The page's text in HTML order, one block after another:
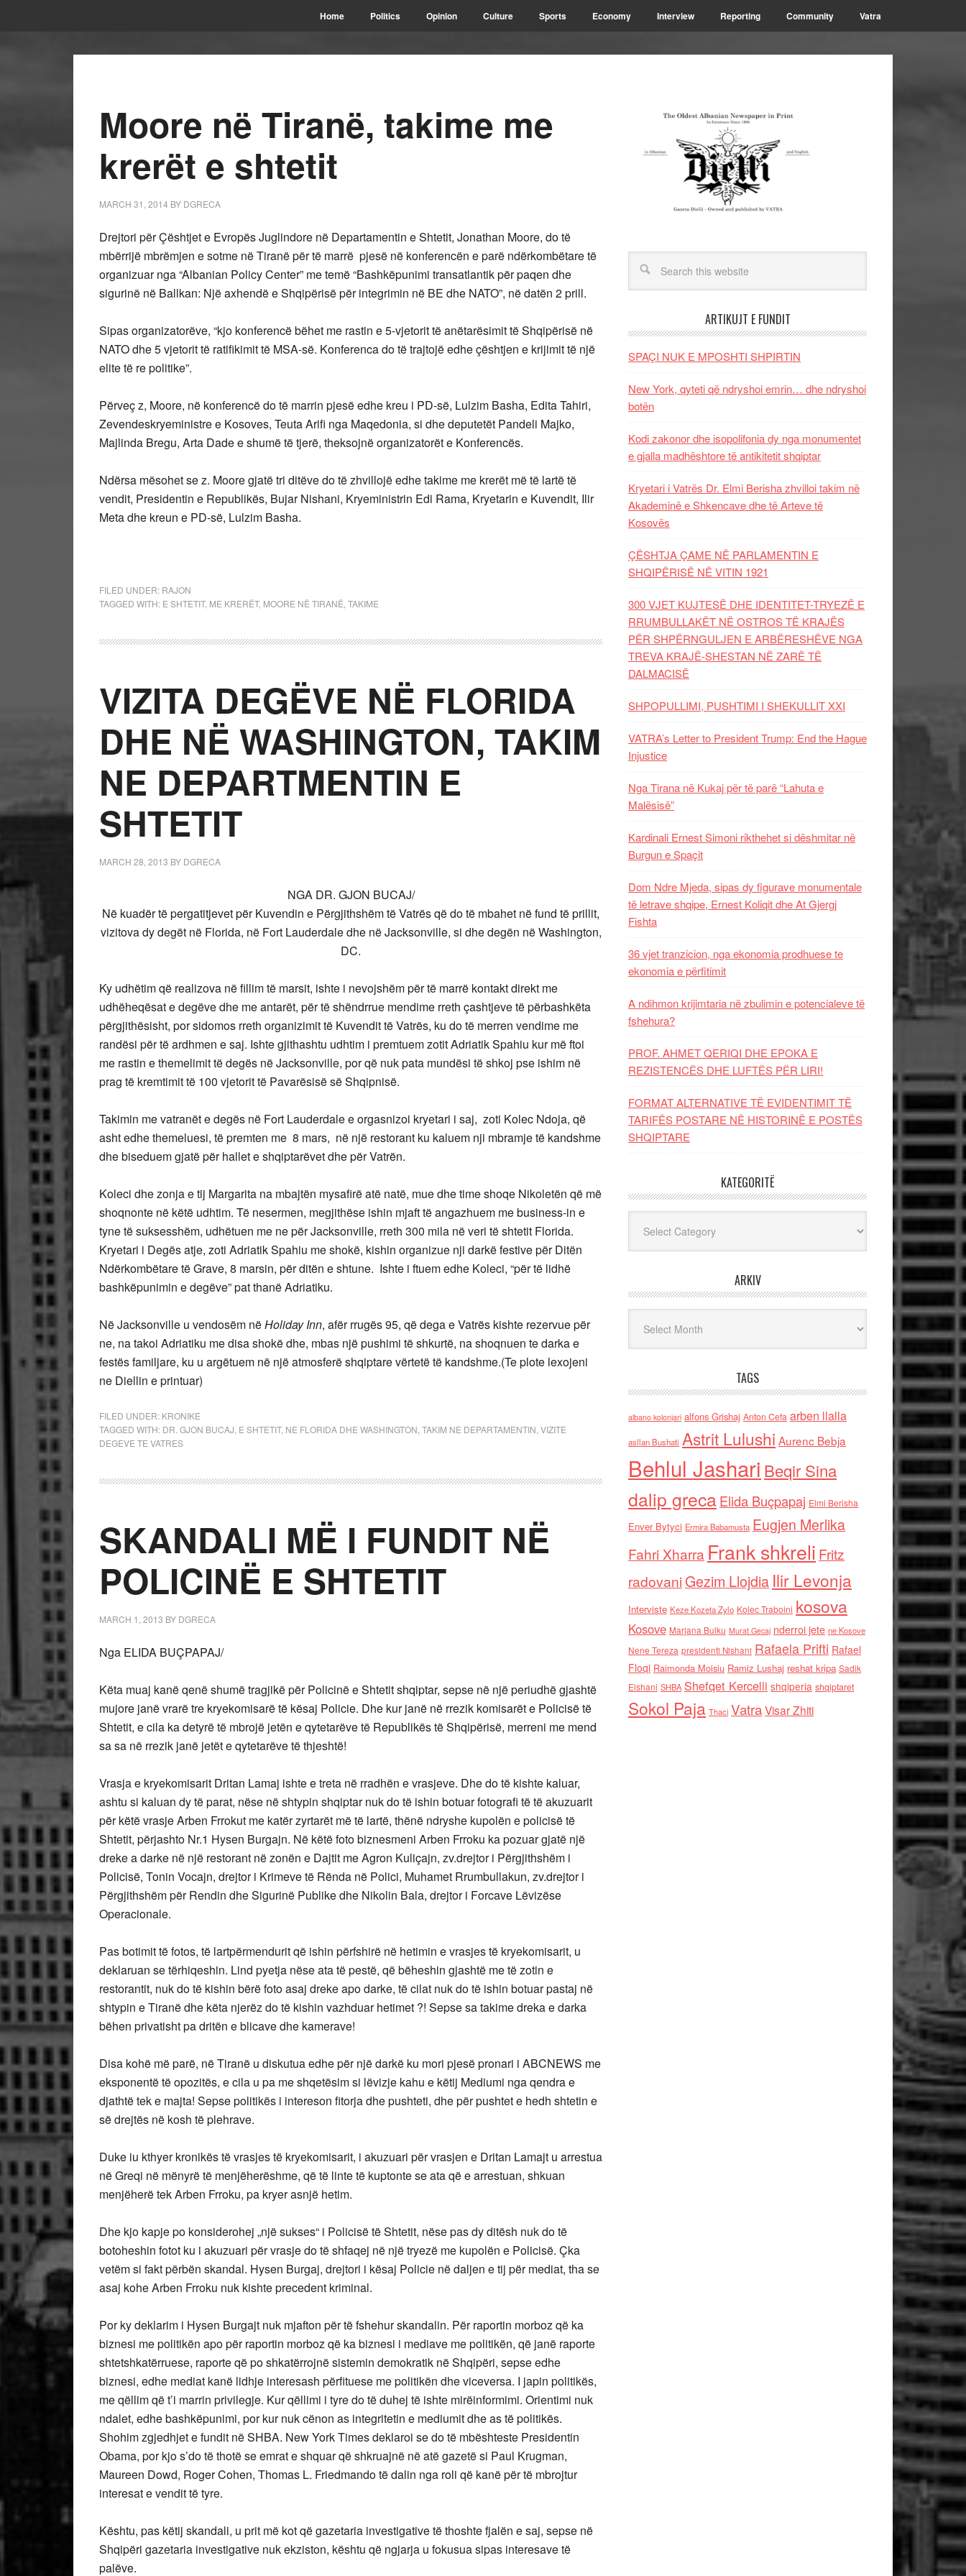
Home Politics Opinion Culture Sports Economy Interview Reporting Community Vatra
Moore në Tiranë, takime me
krerët e shtetit
MARCH 31, 2014 BY DGRECA
Drejtori për Çështjet e Evropës Juglindore në Departamentin e Shtetit, Jonathan Moore, do të
mbërrijë mbrëmjen e sotme në Tiranë për të marrë pjesë në konferencën e parë ndërkombëtare të
organizuar nga “Albanian Policy Center” me temë “Bashkëpunimi transatlantik për paqen dhe
sigurinë në Ballkan: Një axhendë e Shqipërisë për integrimin në BE dhe NATO”, në datën 2 prill.
Sipas organizatorëve, “kjo konferencë bëhet me rastin e 5-vjetorit të anëtarësimit të Shqipërisë në
NATO dhe 5 vjetorit të ratifikimit të MSA-së. Konferenca do të trajtojë edhe çështjen e krijimit të një
elite të re politike”.
Përveç z, Moore, në konferencë do të marrin pjesë edhe kreu i PD-së, Lulzim Basha, Edita Tahiri,
Zevendeskryeministre e Kosoves, Teuta Arifi nga Maqedonia, si dhe deputetët Pandeli Majko,
Majlinda Bregu, Arta Dade e shumë të tjerë, theksojnë organizatorët e Konferencës.
Ndërsa mësohet se z. Moore gjatë tri ditëve do të zhvillojë edhe takime me krerët më të lartë të
vendit, Presidentin e Republikës, Bujar Nishani, Kryeministrin Edi Rama, Kryetarin e Kuvendit, Ilir
Meta dhe kreun e PD-së, Lulzim Basha.
FILED UNDER: RAJON
TAGGED WITH: E SHTETIT, ME KRERËT, MOORE NË TIRANË TAKIME
VIZITA DEGËVE NË FLORIDA
DHE NË WASHINGTON, TAKIM
NE DEPARTMENTIN E
SHTETIT
MARCH 28, 2013 BY DGRECA
NGA DR. GJON BUCAJ/
Në kuadër të pergatitjevet për Kuvendin e Përgjithshëm të Vatrës që do të mbahet në fund të prillit,
vizitova dy degët në Florida, në Fort Lauderdale dhe në Jacksonville, si dhe degën në Washington,
DC.
Ky udhëtim që realizova në fillim të marsit, ishte i nevojshëm për të marrë kontakt direkt me
udhëheqësat e degëve dhe me antarët, për të shëndrrue mendime rreth çashtjeve të përbashkëta
përgjithësisht, por sidomos rreth organizimit të Kuvendit të Vatrës, ku do të merren vendime me
randësi për të ardhmen e saj. Ishte gjithashtu udhtim i premtuem zotit Adriatik Spahiu kur më ftoi
me rastin e themelimit të degës në Jacksonville, por që nuk pata mundësi të shkoj pse ishim në
prag të kremtimit të 100 vjetorit të Pavarësisë së Shqipnisë.
Takimin me vatranët e degës në Fort Lauderdale e orgasnizoi kryetari i saj, zoti Kolec Ndoja, që
asht edhe themeluesi, të premten me 8 mars, në një restorant ku kaluem nji mbramje të kandshme
dhe biseduem gjatë për hallet e shqiptarëvet dhe për Vatrën.
Koleci dhe zonja e tij Margarita na mbajtën mysafirë atë natë, mue dhe time shoqe Nikoletën që më
shoqnonte në këtë udhtim. Të nesermen, megjithëse ishin mjaft të angazhuem me business-in e
tyne të suksesshëm, udhëtuen me ne për Jacksonville, rreth 300 mila në veri të shtetit Florida.
Kryetari i Degës atje, zoti Adriatik Spahiu me shokë, kishin organizue nji darkë festive për Ditën
Ndërkombëtare të Grave, 8 marsin, për ditën e shtune. Ishte i ftuem edhe Koleci, “për të lidhë
bashkëpunimin e degëve” pat thanë Adriatiku.
Në Jacksonville u vendosëm nëHoliday Inn, afër rrugës 95, që dega e Vatrës kishte rezervue për
ne, na takoi Adriatiku me disa shokë dhe, mbas një pushimi të shkurtë, na shoqnuen te darka e
festës familjare, ku u argëtuem në një atmosferë shqiptare vërtetë të kandshme.(Te plote lexojeni
ne Diellin e printuar)
FILED UNDER: KRONIKE
TAGGED WITH: DR. GJON BUCAJ E SHTETIT, NE FLORIDA DHE WASHINGTON TAKIM NE DEPARTAMENTIN VIZITE
DEGEVE TE VATRES
SKANDALI MË I FUNDIT NË
POLICINË E SHTETIT
MARCH 1, 2013 BY DGRECA
Nga ELIDA BUÇPAPAJ/
Këta muaj kanë qenë shumë tragjikë për Policinë e Shtetit shqiptar, sepse në një periudhë gjashtë
mujore janë vrarë tre kryekomisarë të kësaj Policie. Dhe kur janë në rrezik komisarët e Policisë të
Shtetit, e cila ka detyrë të mbrojë jetën e qytetarëve të Republikës të Shqipërisë, merreni me mend
sa sa në rrezik janë jetët e qytetarëve të thjeshtë!
Vrasja e kryekomisarit Dritan Lamaj ishte e treta në rradhën e vrasjeve. Dhe do të kishte kaluar,
ashtu si kaluan dy të parat, nëse në shtypin shqiptar nuk do të ishin botuar fotografi të të akuzuarit
për këtë vrasje Arben Frrokut me katër zyrtarët më të lartë, thënë ndryshe kupolën e policisë të
Shtetit, përjashto Nr.1 Hysen Burgajn. Në këtë foto biznesmeni Arben Frroku ka pozuar gjatë një
dreke a darke në një restorant në zonën e Dajtit me Agron Kuliçajn, zv.drejtor i Përgjithshëm i
Policisë, Tonin Vocajn, drejtor i Krimeve të Rënda në Polici, Muhamet Rrumbullakun, zv.drejtor i
Përgjithshëm për Rendin dhe Sigurinë Publike dhe Nikolin Bala, drejtor i Forcave Lëvizëse
Operacionale.
Pas botimit të fotos, të lartpërmendurit që ishin përfshirë në hetimin e vrasjes të kryekomisarit, u
deklaruan se tërhiqeshin. Lind pyetja nëse ata të pestë, që bëheshin gjashtë me të zotin e
restorantit, nuk do të kishin bërë foto asaj dreke apo darke, të cilat nuk do të ishin botuar pastaj në
shtypin e Tiranë dhe këta njerëz do të kishin vazhduar hetimet ?! Sepse sa takime dreka e darka
bëhen privatisht pa dritën e blicave dhe kamerave!
Disa kohë më parë, në Tiranë u diskutua edhe për një darkë ku mori pjesë pronari i ABCNEWS me
eksponentë të opozitës, e cila u pa me shqetësim si lëvizje kahu e këtij Mediumi nga qendra e
djathtë tek e majta! Sepse politikës i intereson fitorja dhe pushteti, dhe për pushtet e hedh shtetin e
së drejtës në kosh të plehrave.
Duke iu kthyer kronikës të vrasjes të kryekomisarit, i akuzuari për vrasjen e Dritan Lamajt u arrestua
në Greqi në mënyrë të menjëherëshme, që të linte të kuptonte se ata që e arrestuan, shkuan
menjëherë tek Arben Frroku, pa kryer asnjë hetim.
Dhe kjo kapje po konsiderohej „një sukses“ i Policisë të Shtetit, nëse pas dy ditësh nuk do të
botoheshin fotot ku i akuzuari për vrasje do të shfaqej në një tryezë me kupolën e Policisë. Çka
vetëm si fakt përbën skandal. Hysen Burgaj, drejtori i kësaj Policie në daljen e tij për mediat, tha se
asaj kohe Arben Frroku nuk kishte precedent kriminal.
Por ky deklarim i Hysen Burgajt nuk mjafton për të fshehur skandalin. Për raportin morboz që ka
biznesi me politikën apo për raportin morboz që ka biznesi i mediave me politikën, që janë raporte
shtetshkatërruese, raporte që po shkatërrojnë sistemin demokratik në Shqipëri, sepse edhe
biznesi, edhe mediat kanë lidhje interesash përfituese me politikën dhe viceversa. I japin politikës,
me qëllim që t’i marrin privilegje. Kur qëllimi i tyre do të duhej të ishte mirëinformimi. Orientimi nuk
ndalet, edhe bashkëpunimi, por kur nuk cënon as integritetin e mediumit dhe as të politikës.
Shohim zgjedhjet e fundit në SHBA. New York Times deklaroi se do të mbështeste Presidentin
Obama, por kjo s’do të thotë se emrat e shquar që shkruajnë në atë gazetë si Paul Krugman,
Maureen Dowd, Roger Cohen, Thomas L. Friedmando të dalin nga roli që kanë për të mbrojtur
interesat e vendit të tyre.
Kështu, pas këtij skandali, u prit më kot që gazetaria investigative të thoshte fjalën e saj, sepse në
Shqipëri gazetaria investigative nuk ekziston, kështu që ngjarja u fokusua sipas interesave të
palëve.
ARTIKUJT E FUNDIT
SPAÇI NUK E MPOSHTI SHPIRTIN
New York, qyteti që ndryshoi emrin… dhe ndryshoi
botën
Kodi zakonor dhe isopolifonia dy nga monumentet
e gjalla madhështore të antikitetit shqiptar
Kryetari i Vatrës Dr. Elmi Berisha zhvilloi takim në
Akademinë e Shkencave dhe të Arteve të
Kosovës
ÇËSHTJA ÇAME NË PARLAMENTIN E
SHQIPËRISË NË VITIN 1921
300 VJET KUJTESË DHE IDENTITET-TRYEZË E
RRUMBULLAKËT NË OSTROS TË KRAJËS
PËR SHPËRNGULJEN E ARBËRESHËVE NGA
TREVA KRAJË-SHESTAN NË ZARË TË
DALMACISË
SHPOPULLIMI, PUSHTIMI I SHEKULLIT XXI
VATRA’s Letter to President Trump: End the Hague
Injustice
Nga Tirana në Kukaj për të parë “Lahuta e
Malësisë”
Kardinali Ernest Simoni rikthehet si dëshmitar në
Burgun e Spaçit
Dom Ndre Mjeda, sipas dy figurave monumentale
të letrave shqipe, Ernest Koliqit dhe At Gjergj
Fishta
36 vjet tranzicion, nga ekonomia prodhuese te
ekonomia e përfitimit
A ndihmon krijimtaria në zbulimin e potencialeve të
fshehura?
PROF. AHMET QERIQI DHE EPOKA E
REZISTENCЁS DHE LUFTЁS PЁR LIRI!
FORMAT ALTERNATIVE TË EVIDENTIMIT TË
TARIFËS POSTARE NË HISTORINË E POSTËS
SHQIPTARE
KATEGORITË
ARKIV
TAGS
albano kolonjari alfons Grishaj Anton Cefa arben llalla
asllan Bushati Astrit Lulushi Aurenc Bebja
Behlul Jashari Beqir Sina
dalip grecaElida Buçpapaj Elmi Berisha
Enver Bytyci Ermira Babamusta Eugjen Merlika
Fahri Xharra Frank shkreli Fritz
radovaniGezim Llojdia Ilir Levonja
Interviste Keze Kozeta Zylo Kolec Traboini kosova
Kosove Marjana Bulku Murat Gecaj nderroi jete ne Kosove
Nene Tereza presidenti Nishani Rafaela Prifti Rafael
Floqi Raimonda Moisiu Ramiz Lushaj reshat kripa Sadik
Elshani SHBA Shefqet Kercelli shqiperia shqiptaret
Sokol Paja Thaci VatraVisar Zhiti